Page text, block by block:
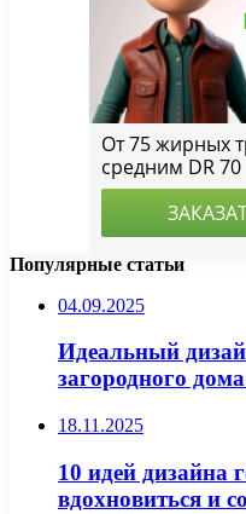
Популярные статьи
04.09.2025
Идеальный
загородного
18.11.2025
10 идей дизайна
вдохновиться и